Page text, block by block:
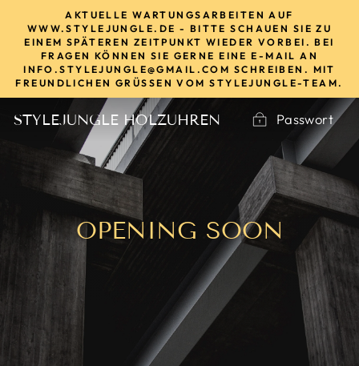
Inhalt
AKTUELLE WARTUNGSARBEITEN AUF
WWW.STYLEJUNGLE.DE - BITTE SCHAUEN SIE ZU
EINEM SPÄTEREN ZEITPUNKT WIEDER VORBEI. BEI
FRAGEN KÖNNEN SIE GERNE EINE E-MAIL AN
INFO.STYLEJUNGLE@GMAIL.COM SCHREIBEN. MIT
FREUNDLICHEN GRÜSSEN VOM STYLEJUNGLE-TEAM.
STYLEJUNGLE HOLZUHREN Passwort
OPENING SOON